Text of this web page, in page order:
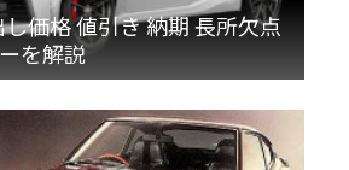
価格 値引き 納期 長所欠点
を解説